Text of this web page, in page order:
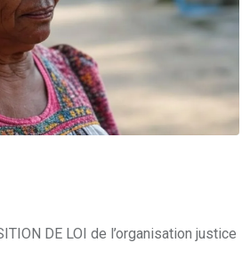
DE LOI de l’organisation justice